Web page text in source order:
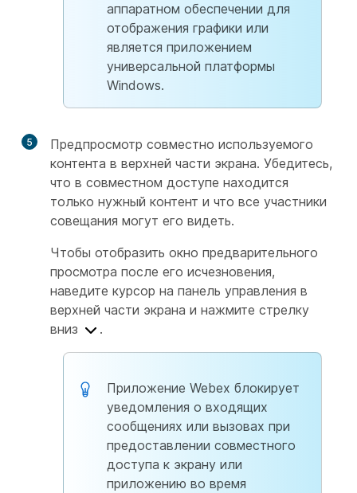
аппаратном обеспечении для
отображения графики или
является приложением
универсальной платформы
Windows.
5
Предпросмотр совместно используемого
контента в верхней части экрана. Убедитесь,
что в совместном доступе находится
только нужный контент и что все участники
совещания могут его видеть.
Чтобы отобразить окно предварительного
просмотра после его исчезновения,
наведите курсор на панель управления в
верхней части экрана и нажмите стрелку
вниз
.
Приложение Webex блокирует
уведомления о входящих
сообщениях или вызовах при
предоставлении совместного
доступа к экрану или
приложению во время